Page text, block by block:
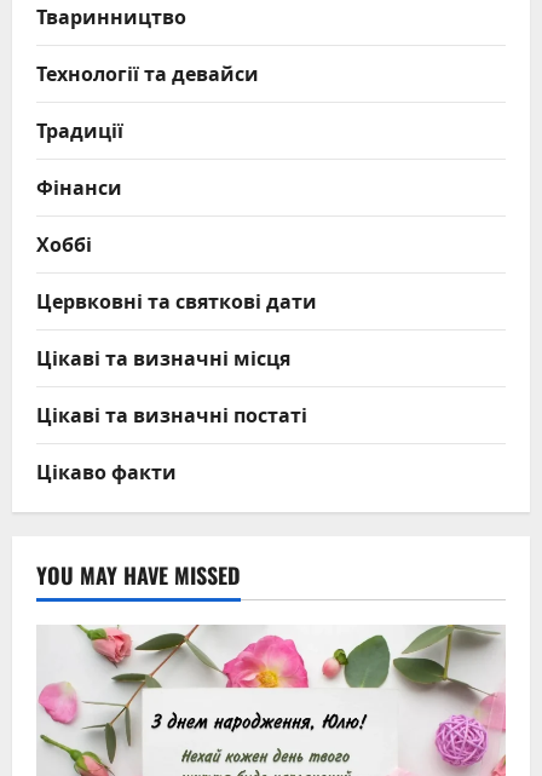
Тваринництво
Технології та девайси
Традиції
Фінанси
Хоббі
Цервковні та святкові дати
Цікаві та визначні місця
Цікаві та визначні постаті
Цікаво факти
YOU MAY HAVE MISSED